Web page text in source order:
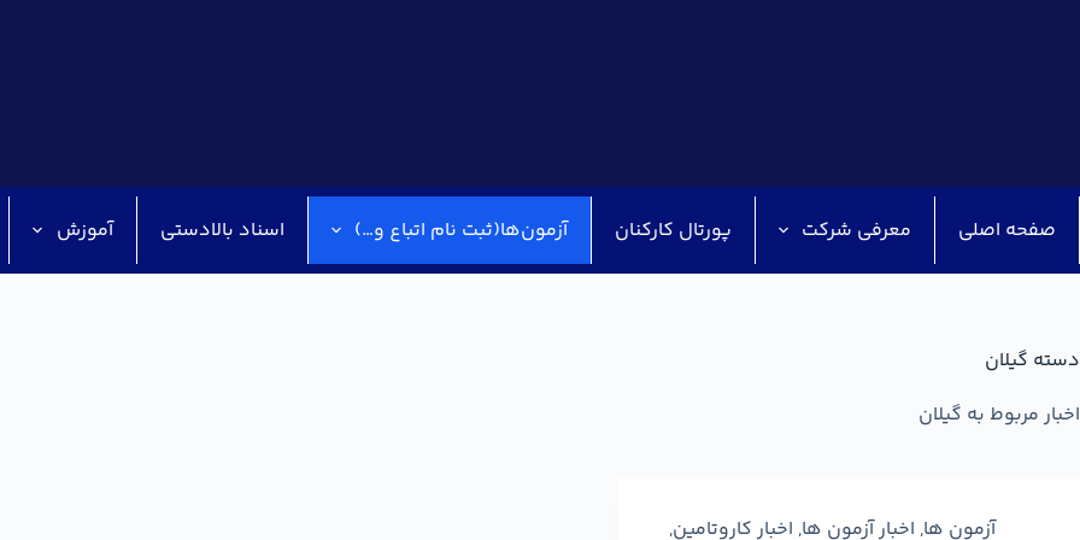
صفحه اصلی معرفی شرکت پورتال کارکنان آزمون‌ها(ثبت نام اتباع و…) اسناد بالادستی آموزش
دسته گیلان
اخبار مربوط به گیلان
آزمون ها, اخبار آزمون ها, اخبار کاروتامین,